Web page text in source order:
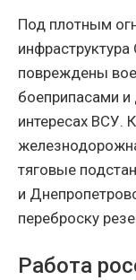
Под плотным
повреждены
боеприпасами и
интересах ВСУ.
тяговые
и
переброску
Работа